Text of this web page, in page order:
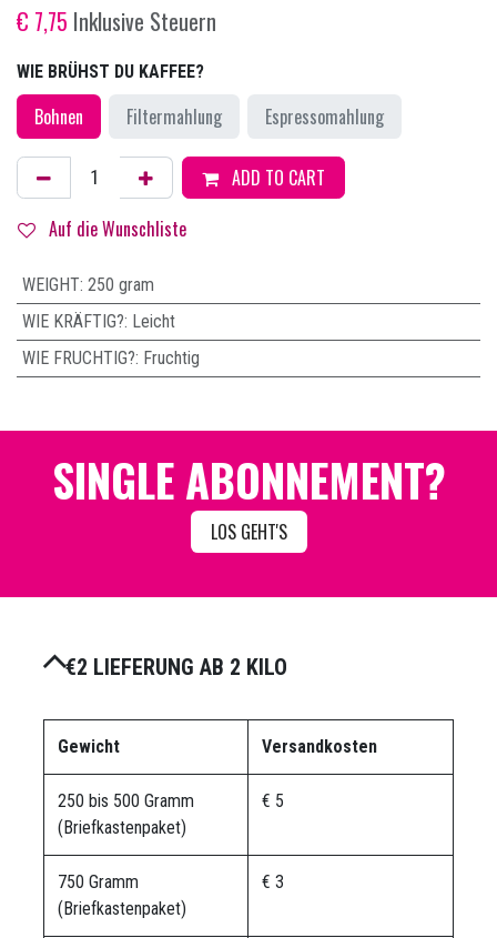
€ 7,75 Inklusive Steuern
WIE BRÜHST DU KAFFEE?
Bohnen Filtermahlung Espressomahlung
ADD TO CART
Auf die Wunschliste
WEIGHT: 250 gram
WIE KRÄFTIG?: Leicht
WIE FRUCHTIG?: Fruchtig
SINGLE ABONNEMENT?
LOS GEHT'S
€2 LIEFERUNG AB 2 KILO
Gewicht Versandkosten
250 bis 500 Gramm
(Briefkastenpaket)
€ 5
750 Gramm
(Briefkastenpaket)
€ 3